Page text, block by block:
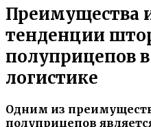
Преимущества
тенденции
полуприцепов
логистике
Одним из
полуприцепов